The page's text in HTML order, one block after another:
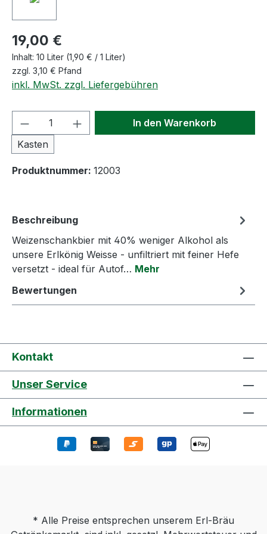
19,00 €
Inhalt: 10 Liter (1,90 € / 1 Liter)
zzgl. 3,10 € Pfand
inkl. MwSt. zzgl. Liefergebühren
Produkt Anzahl: Gib den
Kasten
In den Warenkorb
Produktnummer: 12003
Beschreibung
Weizenschankbier mit 40% weniger Alkohol als
unsere Erlkönig Weisse - unfiltriert mit feiner Hefe
versetzt - ideal für Autof… Mehr
Bewertungen
Kontakt
Unser Service
Informationen
* Alle Preise entsprechen unserem Erl-Bräu